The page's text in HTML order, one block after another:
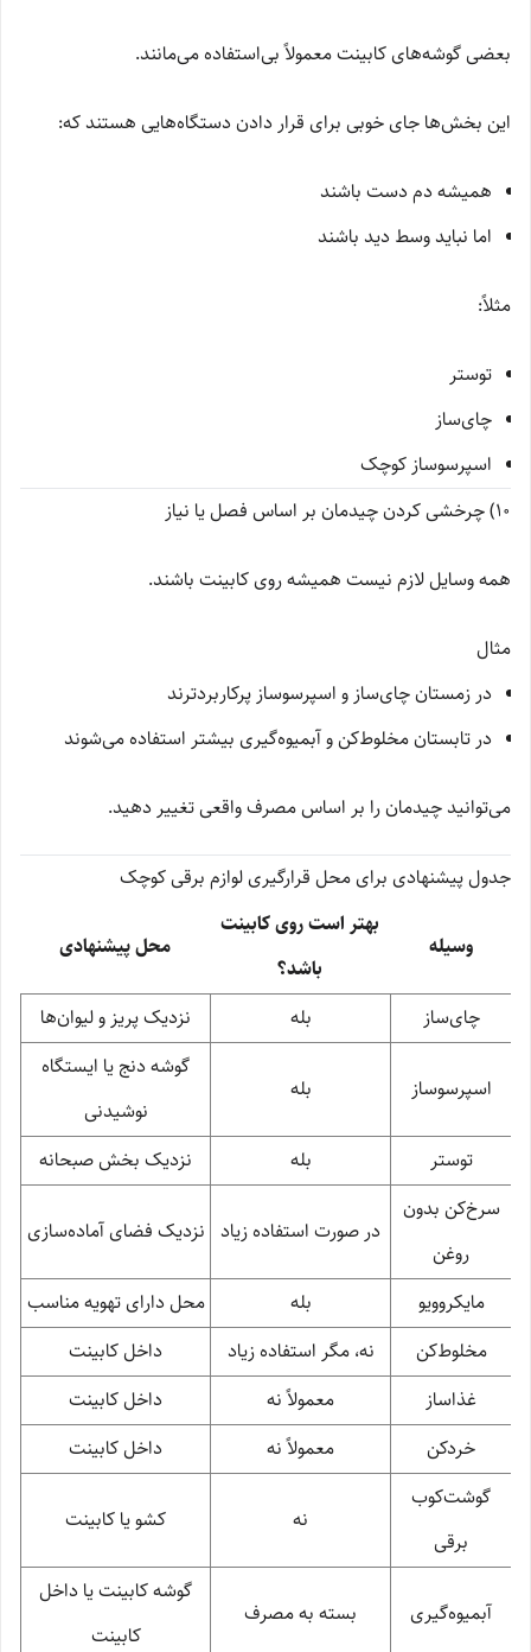
بعضی گوشه‌های کابینت معمولاً بی‌استفاده می‌مانند.
این بخش‌ها جای خوبی برای قرار دادن دستگاه‌هایی هستند که:
همیشه دم دست باشند
اما نباید وسط دید باشند
مثلاً:
توستر
چای‌ساز
اسپرسوساز کوچک
10) چرخشی کردن چیدمان بر اساس فصل یا نیاز
همه وسایل لازم نیست همیشه روی کابینت باشند.
مثال
در زمستان چای‌ساز و اسپرسوساز پرکاربردترند
در تابستان مخلوط‌کن و آبمیوه‌گیری بیشتر استفاده می‌شوند
می‌توانید چیدمان را بر اساس مصرف واقعی تغییر دهید.
جدول پیشنهادی برای محل قرارگیری لوازم برقی کوچک
وسیله
بهتر است روی کابینت
باشد؟
محل پیشنهادی
چای‌ساز بله نزدیک پریز و لیوان‌ها
اسپرسوساز بله
گوشه دنج یا ایستگاه
نوشیدنی
توستر
بله
نزدیک بخش صبحانه
سرخ‌کن بدون
روغن
در صورت استفاده زیاد نزدیک فضای آماده‌سازی
مایکروویو بله
محل دارای تهویه مناسب
مخلوط‌کن
نه، مگر استفاده زیاد
داخل کابینت
غذاساز
معمولاً نه
داخل کابینت
خردکن
معمولاً نه
داخل کابینت
گوشت‌کوب
برقی
نه کشو یا کابینت
آبمیوه‌گیری بسته به مصرف
گوشه کابینت یا داخل
کابینت